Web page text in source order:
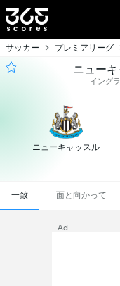
サッカー プレミアリーグ
ニュー
イング
ニューキャッスル
一致 面と向かって
Ad